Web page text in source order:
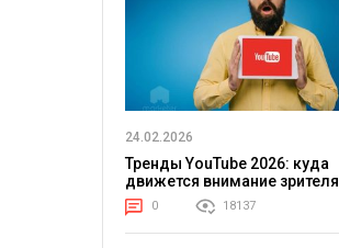
24.02.2026
Тренды YouTube 2026: куда
движется внимание зрителя
0 18137